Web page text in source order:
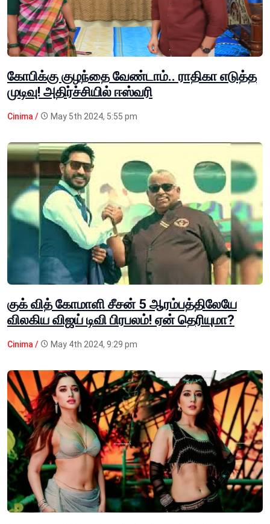
கோபிக்கு குழந்தை வேண்டாம்.. ராதிகா எடுத்த
முடிவு! அதிர்ச்சியில் ஈஸ்வரி
Cinima / May 5th 2024, 5:55 pm
குக் வித் கோமாளி சீசன் 5 ஆரம்பத்திலேயே
விலகிய விஜய் டிவி பிரபலம்! ஏன் தெரியுமா?
Cinima / May 4th 2024, 9:29 pm